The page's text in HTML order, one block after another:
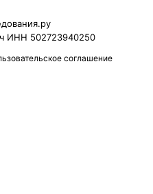
ИНН 502723940250
соглашение